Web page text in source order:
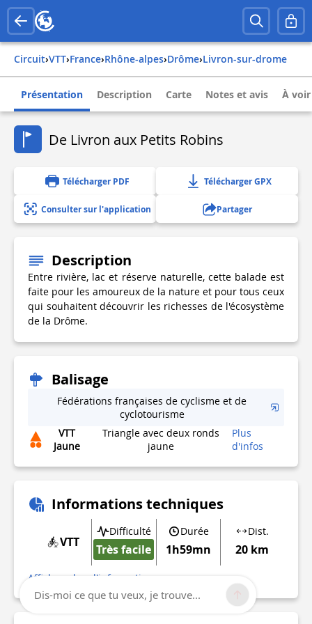
Circuit› VTT› france› rhône-alpes› drôme› livron-sur-drome
Présentation Description Carte Notes et avis À
De Livron aux Petits Robins
Télécharger PDF Télécharger GPX
Consulter sur l'application Partager
Description
Entre rivière, lac et réserve naturelle, cette balade est
faite pour les amoureux de la nature et pour tous ceux
qui souhaitent découvrir les richesses de l'écosystème
de la Drôme.
Balisage
Fédérations françaises de cyclisme et de
cyclotourisme
VTT
Jaune
Triangle avec deux ronds
jaune
Plus
d'infos
Informations techniques
VTT
Difficulté
Très facile
Durée
1h59mn
Dist.
20 km
Afficher plus d'informations
Dis-moi ce que tu veux, je trouve...